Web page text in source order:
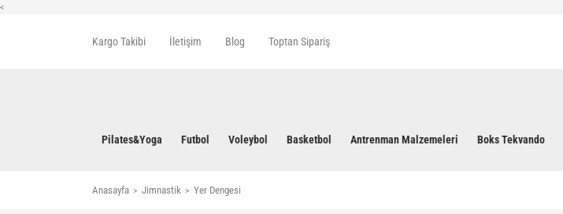
<
Kargo Takibi İletişim Blog Toptan Sipariş
Pilates&Yoga Futbol Voleybol Basketbol Antrenman Malzemeleri Boks Tekvando
Anasayfa Jimnastik Yer Dengesi